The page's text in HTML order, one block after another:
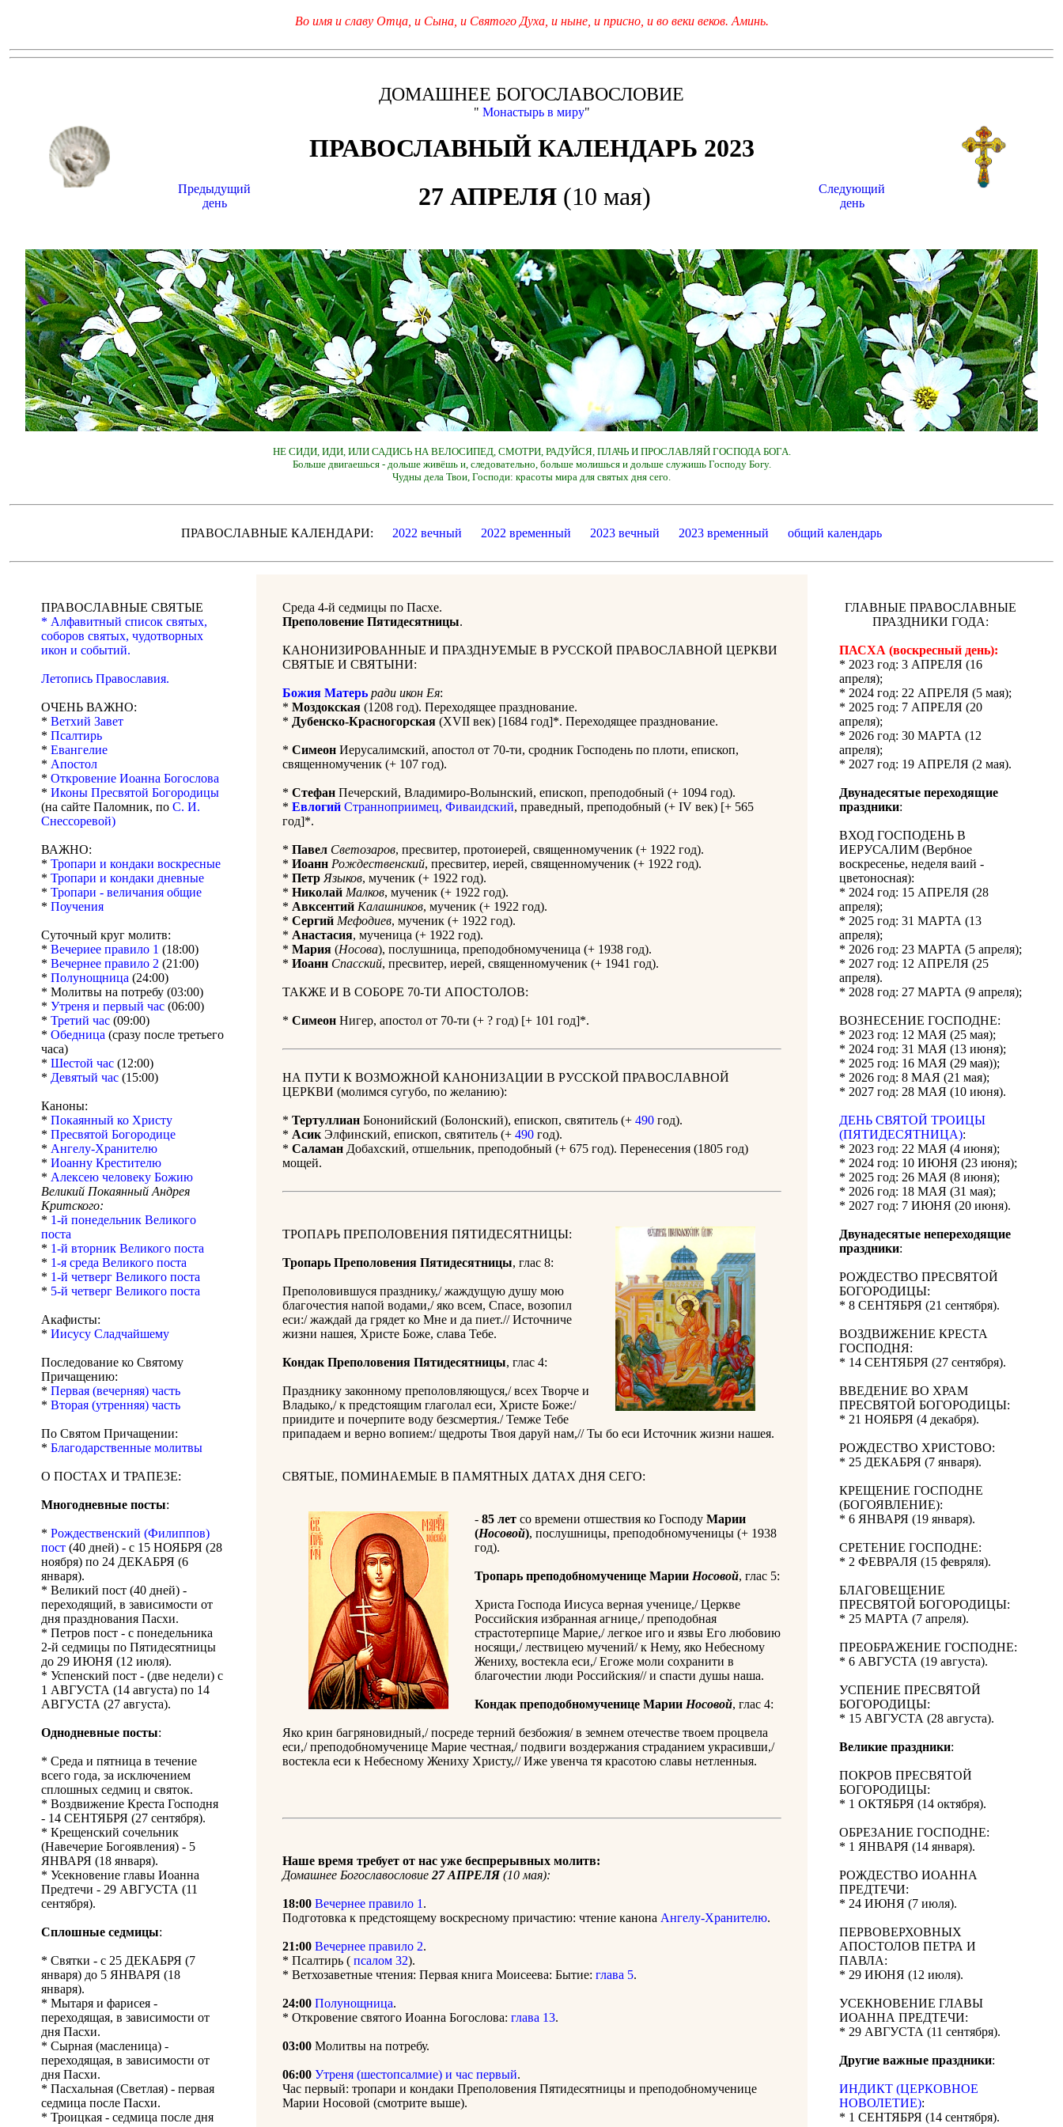
Во имя и славу Отца, и Сына, и Святого Духа, и ныне, и присно, и во веки веков. Аминь.
ДОМАШНЕЕ БОГОСЛАВОСЛОВИЕ
" Монастырь в миру"
ПРАВОСЛАВНЫЙ КАЛЕНДАРЬ 2023
Предыдущий
день
27 АПРЕЛЯ (10 мая)
Следующий
день
НЕ СИДИ, ИДИ, ИЛИ САДИСЬ НА ВЕЛОСИПЕД, СМОТРИ, РАДУЙСЯ, ПЛАЧЬ И ПРОСЛАВЛЯЙ ГОСПОДА БОГА.
Больше двигаешься - дольше живёшь и, следовательно, больше молишься и дольше служишь Господу Богу.
Чудны дела Твои, Господи: красоты мира для святых дня сего.
ПРАВОСЛАВНЫЕ КАЛЕНДАРИ: 2022 вечный 2022 временный 2023 вечный 2023 временный общий календарь
ПРАВОСЛАВНЫЕ СВЯТЫЕ
* Алфавитный список святых,
соборов святых, чудотворных
икон и событий.
Летопись Православия.
ОЧЕНЬ ВАЖНО:
* Ветхий Завет
* Псалтирь
* Евангелие
* Апостол
* Откровение Иоанна Богослова
* Иконы Пресвятой Богородицы
(на сайте Паломник, по С. И.
Снессоревой)
ВАЖНО:
* Тропари и кондаки воскресные
* Тропари и кондаки дневные
* Тропари - величания общие
* Поучения
Суточный круг молитв:
* Вечериее правило 1 (18:00)
* Вечернее правило 2 (21:00)
* Полунощница (24:00)
* Молитвы на потребу (03:00)
* Утреня и первый час (06:00)
* Третий час (09:00)
* Обедница (сразу после третьего
часа)
* Шестой час (12:00)
* Девятый час (15:00)
Каноны:
* Покаянный ко Христу
* Пресвятой Богородице
* Ангелу-Хранителю
* Иоанну Крестителю
* Алексею человеку Божию
Великий Покаянный Андрея
Критского:
* 1-й понедельник Великого
поста
* 1-й вторник Великого поста
* 1-я среда Великого поста
* 1-й четверг Великого поста
* 5-й четверг Великого поста
Акафисты:
* Иисусу Сладчайшему
Последование ко Святому
Причащению:
* Первая (вечерняя) часть
* Вторая (утренняя) часть
По Святом Причащении:
* Благодарственные молитвы
О ПОСТАХ И ТРАПЕЗЕ:
Многодневные посты:
* Рождественский (Филиппов)
пост (40 дней) - с 15 НОЯБРЯ (28
ноября) по 24 ДЕКАБРЯ (6
января).
* Великий пост (40 дней) -
переходящий, в зависимости от
дня празднования Пасхи.
* Петров пост - с понедельника
2-й седмицы по Пятидесятницы
до 29 ИЮНЯ (12 июля).
* Успенский пост - (две недели) с
1 АВГУСТА (14 августа) по 14
АВГУСТА (27 августа).
Однодневные посты:
* Среда и пятница в течение
всего года, за исключением
сплошных седмиц и святок.
* Воздвижение Креста Господня
- 14 СЕНТЯБРЯ (27 сентября).
* Крещенский сочельник
(Навечерие Богоявления) - 5
ЯНВАРЯ (18 января).
* Усекновение главы Иоанна
Предтечи - 29 АВГУСТА (11
сентября).
Сплошные седмицы:
* Святки - с 25 ДЕКАБРЯ (7
января) до 5 ЯНВАРЯ (18
января).
* Мытаря и фарисея -
переходящая, в зависимости от
дня Пасхи.
* Сырная (масленица) -
переходящая, в зависимости от
дня Пасхи.
* Пасхальная (Светлая) - первая
седмица после Пасхи.
* Троицкая - седмица после дня
Среда 4-й седмицы по Пасхе.
Преполовение Пятидесятницы.
КАНОНИЗИРОВАННЫЕ И ПРАЗДНУЕМЫЕ В РУССКОЙ ПРАВОСЛАВНОЙ ЦЕРКВИ
СВЯТЫЕ И СВЯТЫНИ:
Божия Матерь ради икон Ея:
* Моздокская (1208 год). Переходящее празднование.
* Дубенско-Красногорская (XVII век) [1684 год]*. Переходящее празднование.
* Симеон Иерусалимский, апостол от 70-ти, сродник Господень по плоти, епископ,
священномученик (+ 107 год).
* Стефан Печерский, Владимиро-Волынский, епископ, преподобный (+ 1094 год).
* Евлогий Странноприимец, Фиваидский, праведный, преподобный (+ IV век) [+ 565
год]*.
* Павел Светозаров, пресвитер, протоиерей, священномученик (+ 1922 год).
* Иоанн Рождественский, пресвитер, иерей, священномученик (+ 1922 год).
* Петр Языков, мученик (+ 1922 год).
* Николай Малков, мученик (+ 1922 год).
* Авксентий Калашников, мученик (+ 1922 год).
* Сергий Мефодиев, мученик (+ 1922 год).
* Анастасия, мученица (+ 1922 год).
* Мария (Носова), послушница, преподобномученица (+ 1938 год).
* Иоанн Спасский, пресвитер, иерей, священномученик (+ 1941 год).
ТАКЖЕ И В СОБОРЕ 70-ТИ АПОСТОЛОВ:
* Симеон Нигер, апостол от 70-ти (+ ? год) [+ 101 год]*.
НА ПУТИ К ВОЗМОЖНОЙ КАНОНИЗАЦИИ В РУССКОЙ ПРАВОСЛАВНОЙ
ЦЕРКВИ (молимся сугубо, по желанию):
* Тертуллиан Бононийский (Болонский), епископ, святитель (+ 490 год).
* АсикЭлфинский, епископ, святитель (+ 490 год).
* Саламан Добахский, отшельник, преподобный (+ 675 год). Перенесения (1805 год)
мощей.
ТРОПАРЬ ПРЕПОЛОВЕНИЯ ПЯТИДЕСЯТНИЦЫ:
Тропарь Преполовения Пятидесятницы, глас 8:
Преполовившуся празднику,/ жаждущую душу мою
благочестия напой водами,/ яко всем, Спасе, возопил
еси:/ жаждай да грядет ко Мне и да пиет.// Источниче
жизни нашея, Христе Боже, слава Тебе.
Кондак Преполовения Пятидесятницы, глас 4:
Празднику законному преполовляющуся,/ всех Творче и
Владыко,/ к предстоящим глаголал еси, Христе Боже:/
приидите и почерпите воду безсмертия./ Темже Тебе
припадаем и верно вопием:/ щедроты Твоя даруй нам,// Ты бо еси Источник жизни нашея.
СВЯТЫЕ, ПОМИНАЕМЫЕ В ПАМЯТНЫХ ДАТАХ ДНЯ СЕГО:
- 85 лет со времени отшествия ко Господу Марии
(Носовой), послушницы, преподобномученицы (+ 1938
год).
Тропарь преподобномученице Марии Носовой, глас 5:
Христа Господа Иисуса верная ученице,/ Церкве
Российския избранная агнице,/ преподобная
страстотерпице Марие,/ легкое иго и язвы Его любовию
носящи,/ лествицею мучений/ к Нему, яко Небесному
Жениху, востекла еси,/ Егоже моли сохранити в
благочестии люди Российския// и спасти душы наша.
Кондак преподобномученице Марии Носовой, глас 4:
Яко крин багряновидный,/ посреде терний безбожия/ в земнем отечестве твоем процвела
еси,/ преподобномученице Марие честная,/ подвиги воздержания страданием украсивши,/
востекла еси к Небесному Жениху Христу,// Иже увенча тя красотою славы нетленныя.
Наше время требует от нас уже беспрерывных молитв:
Домашнее Богославословие27 АПРЕЛЯ(10 мая):
18:00 Вечернее правило 1.
Подготовка к предстоящему воскресному причастию: чтение канона Ангелу-Хранителю.
21:00 Вечернее правило 2.
* Псалтирь ( псалом 32).
* Ветхозаветные чтения: Первая книга Моисеева: Бытие: глава 5.
24:00 Полунощница.
* Откровение святого Иоанна Богослова: глава 13.
03:00 Молитвы на потребу.
06:00 Утреня (шестопсалмие) и час первый.
Час первый: тропари и кондаки Преполовения Пятидесятницы и преподобномученице
Марии Носовой (смотрите выше).
ГЛАВНЫЕ ПРАВОСЛАВНЫЕ
ПРАЗДНИКИ ГОДА:
ПАСХА (воскресный день):
* 2023 год: 3 АПРЕЛЯ (16
апреля);
* 2024 год: 22 АПРЕЛЯ (5 мая);
* 2025 год: 7 АПРЕЛЯ (20
апреля);
* 2026 год: 30 МАРТА (12
апреля);
* 2027 год: 19 АПРЕЛЯ (2 мая).
Двунадесятые переходящие
праздники:
ВХОД ГОСПОДЕНЬ В
ИЕРУСАЛИМ (Вербное
воскресенье, неделя ваий -
цветоносная):
* 2024 год: 15 АПРЕЛЯ (28
апреля);
* 2025 год: 31 МАРТА (13
апреля);
* 2026 год: 23 МАРТА (5 апреля);
* 2027 год: 12 АПРЕЛЯ (25
апреля).
* 2028 год: 27 МАРТА (9 апреля);
ВОЗНЕСЕНИЕ ГОСПОДНЕ:
* 2023 год: 12 МАЯ (25 мая);
* 2024 год: 31 МАЯ (13 июня);
* 2025 год: 16 МАЯ (29 мая));
* 2026 год: 8 МАЯ (21 мая);
* 2027 год: 28 МАЯ (10 июня).
ДЕНЬ СВЯТОЙ ТРОИЦЫ
(ПЯТИДЕСЯТНИЦА):
* 2023 год: 22 МАЯ (4 июня);
* 2024 год: 10 ИЮНЯ (23 июня);
* 2025 год: 26 МАЯ (8 июня);
* 2026 год: 18 МАЯ (31 мая);
* 2027 год: 7 ИЮНЯ (20 июня).
Двунадесятые непереходящие
праздники:
РОЖДЕСТВО ПРЕСВЯТОЙ
БОГОРОДИЦЫ:
* 8 СЕНТЯБРЯ (21 сентября).
ВОЗДВИЖЕНИЕ КРЕСТА
ГОСПОДНЯ:
* 14 СЕНТЯБРЯ (27 сентября).
ВВЕДЕНИЕ ВО ХРАМ
ПРЕСВЯТОЙ БОГОРОДИЦЫ:
* 21 НОЯБРЯ (4 декабря).
РОЖДЕСТВО ХРИСТОВО:
* 25 ДЕКАБРЯ (7 января).
КРЕЩЕНИЕ ГОСПОДНЕ
(БОГОЯВЛЕНИЕ):
* 6 ЯНВАРЯ (19 января).
СРЕТЕНИЕ ГОСПОДНЕ:
* 2 ФЕВРАЛЯ (15 февряля).
БЛАГОВЕЩЕНИЕ
ПРЕСВЯТОЙ БОГОРОДИЦЫ:
* 25 МАРТА (7 апреля).
ПРЕОБРАЖЕНИЕ ГОСПОДНЕ:
* 6 АВГУСТА (19 августа).
УСПЕНИЕ ПРЕСВЯТОЙ
БОГОРОДИЦЫ:
* 15 АВГУСТА (28 августа).
Великие праздники:
ПОКРОВ ПРЕСВЯТОЙ
БОГОРОДИЦЫ:
* 1 ОКТЯБРЯ (14 октября).
ОБРЕЗАНИЕ ГОСПОДНЕ:
* 1 ЯНВАРЯ (14 января).
РОЖДЕСТВО ИОАННА
ПРЕДТЕЧИ:
* 24 ИЮНЯ (7 июля).
ПЕРВОВЕРХОВНЫХ
АПОСТОЛОВ ПЕТРА И
ПАВЛА:
* 29 ИЮНЯ (12 июля).
УСЕКНОВЕНИЕ ГЛАВЫ
ИОАННА ПРЕДТЕЧИ:
* 29 АВГУСТА (11 сентября).
Другие важные праздники:
ИНДИКТ (ЦЕРКОВНОЕ
НОВОЛЕТИЕ):
* 1 СЕНТЯБРЯ (14 сентября).